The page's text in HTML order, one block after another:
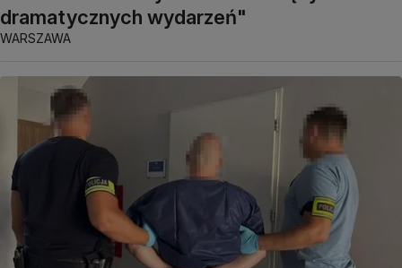
dramatycznych wydarzeń"
WARSZAWA